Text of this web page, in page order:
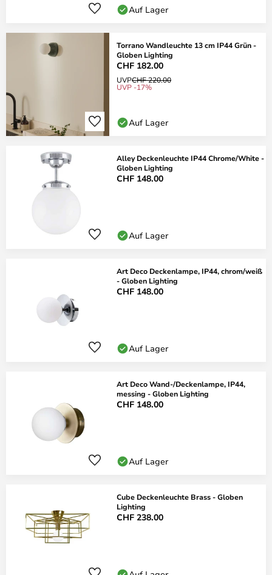
Auf Lager
Torrano Wandleuchte 13 cm IP44 Grün -
Globen Lighting
CHF 182.00
UVPCHF 220.00
UVP -17%
Auf Lager
Alley Deckenleuchte IP44 Chrome/White -
Globen Lighting
CHF 148.00
Auf Lager
Art Deco Deckenlampe, IP44, chrom/weiß
- Globen Lighting
CHF 148.00
Auf Lager
Art Deco Wand-/Deckenlampe, IP44,
messing - Globen Lighting
CHF 148.00
Auf Lager
Cube Deckenleuchte Brass - Globen
Lighting
CHF 238.00